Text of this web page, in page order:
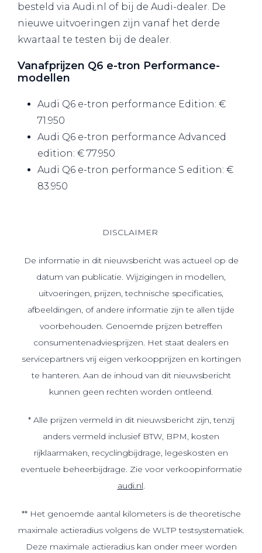
besteld via Audi.nl of bij de Audi-dealer. De
nieuwe uitvoeringen zijn vanaf het derde
kwartaal te testen bij de dealer.
Vanafprijzen Q6 e-tron Performance-
modellen
Audi Q6 e-tron performance Edition: €
71.950
Audi Q6 e-tron performance Advanced
edition: € 77.950
Audi Q6 e-tron performance S edition: €
83.950
DISCLAIMER
De informatie in dit nieuwsbericht was actueel op de
datum van publicatie. Wijzigingen in modellen,
uitvoeringen, prijzen, technische specificaties,
afbeeldingen, of andere informatie zijn te allen tijde
voorbehouden. Genoemde prijzen betreffen
consumentenadviesprijzen. Het staat dealers en
servicepartners vrij eigen verkoopprijzen en kortingen
te hanteren. Aan de inhoud van dit nieuwsbericht
kunnen geen rechten worden ontleend.
* Alle prijzen vermeld in dit nieuwsbericht zijn, tenzij
anders vermeld inclusief BTW, BPM, kosten
rijklaarmaken, recyclingbijdrage, legeskosten en
eventuele beheerbijdrage. Zie voor verkoopinformatie
audi.nl.
** Het genoemde aantal kilometers is de theoretische
maximale actieradius volgens de WLTP testsystematiek.
Deze maximale actieradius kan onder meer worden